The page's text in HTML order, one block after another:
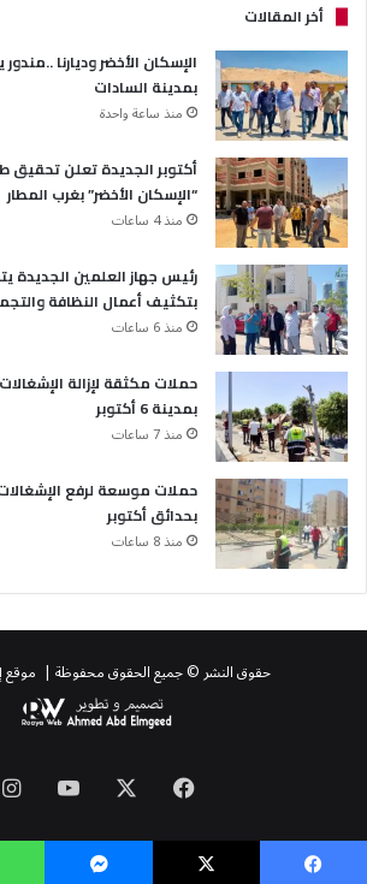
أخر المقالات
الإسكان الأخضر وديارنا
بمدينة السادات
منذ ساعة واحدة
أكتوبر الجديدة تعلن
“الإسكان الأخضر” بغرب المطار
منذ 4 ساعات
رئيس جهاز العلمين الجديدة
بتكثيف أعمال النظافة
منذ 6 ساعات
حملات مكثقة لإزالة
بمدينة 6 أكتوبر
منذ 7 ساعات
حملات موسعة لرفع الإشغالات
بحدائق أكتوبر
منذ 8 ساعات
حقوق النشر © جميع الحقوق محفوظة |
فيسبوك